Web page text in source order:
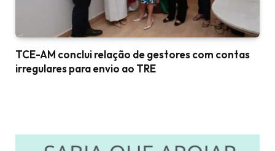
TCE-AM conclui relação de gestores com contas
irregulares para envio ao TRE